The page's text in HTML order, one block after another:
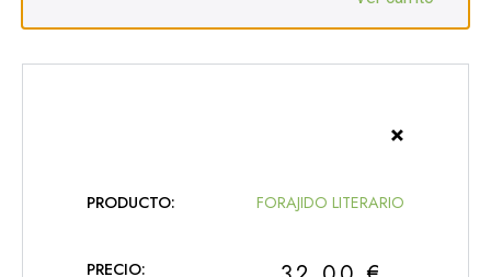
×
FORAJIDO LITERARIO